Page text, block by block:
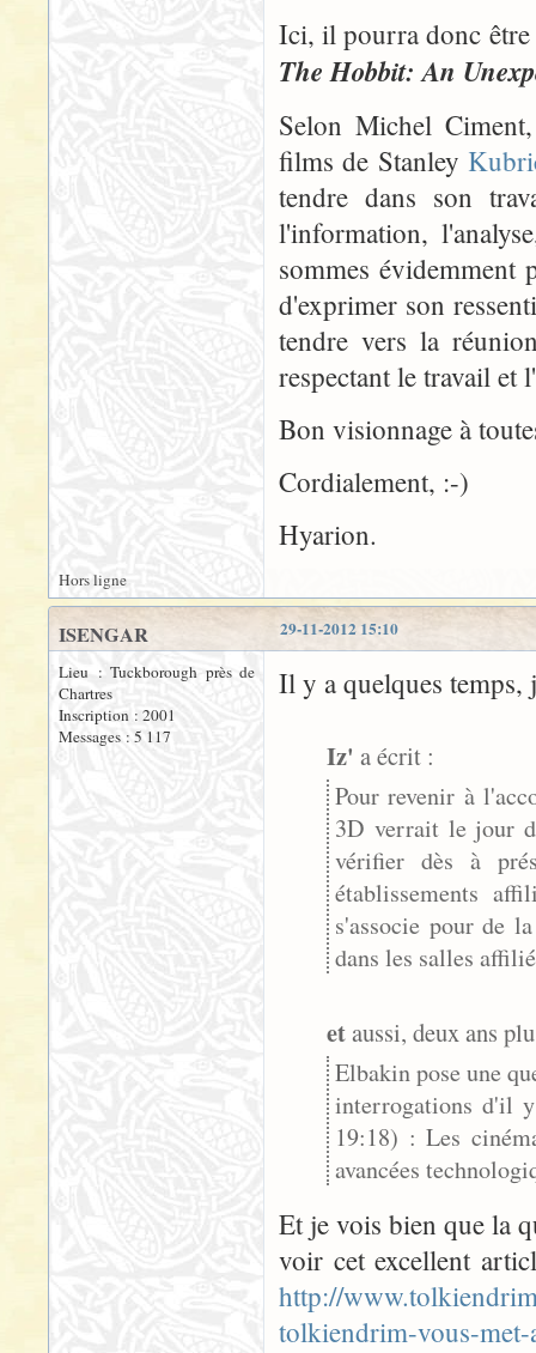
Ici, il pourra donc être
The Hobbit: An
Selon Michel
films de Stanley
tendre dans son
l'information,
sommes évidemment
d'exprimer son
tendre vers la
respectant le travail et
Bon visionnage à
Cordialement, :-)
Hyarion.
Hors ligne
29-11-2012 15:10
ISENGAR
Lieu : Tuckborough près de
Chartres
Inscription : 2001
Messages : 5 117
Il y a quelques temps,
Iz' a écrit :
Pour revenir à
3D verrait le jour
vérifier dès à
établissements
s'associe pour de
dans les salles
etaussi, deux ans
Elbakin pose une
interrogations d'il
19:18) : Les
avancées
Et je vois bien que la
voir cet excellent
http://
tolkiendrim-vous-